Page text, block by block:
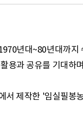
년대~80년대까
용과 공유를 기대하
서 제작한 '임실필봉